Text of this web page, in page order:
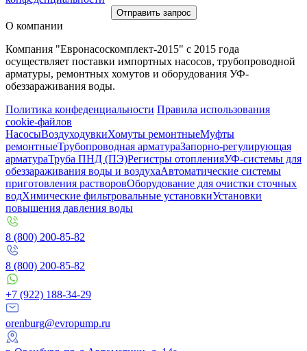
Отправить запрос
О компании
Компания "Евронасоскомплект-2015" с 2015 года
осуществляет поставки импортных насосов, трубопроводной
арматуры, ремонтных хомутов и оборудования УФ-
обеззараживания воды.
Политика конфеденциальности Правила использования
cookie-файлов
НасосыВоздуходувкиХомуты ремонтныеМуфты
ремонтныеТрубопроводная арматураЗапорно-регулирующая
арматураТруба ПНД (ПЭ)Регистры отопленияУФ-системы для
обеззараживания воды и воздухаАвтоматические системы
приготовления растворовОборудование для очистки сточных
водХимические фильтровальные установкиУстановки
повышения давления воды
8 (800) 200-85-82
8 (800) 200-85-82
+7 (922) 188-34-29
orenburg@evropump.ru